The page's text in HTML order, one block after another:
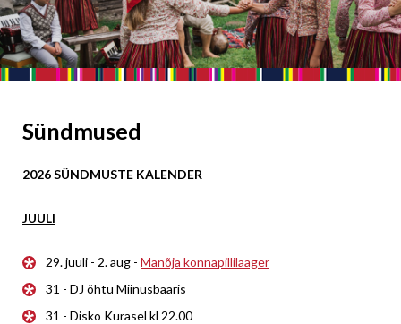
Sündmused
2026 SÜNDMUSTE KALENDER
JUULI
29. juuli - 2. aug - Manõja konnapillilaager
31 - DJ õhtu Miinusbaaris
31 - Disko Kurasel kl 22.00